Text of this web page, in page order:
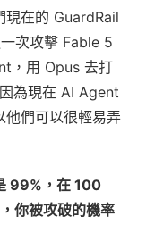
現在的 GuardRail
次攻擊 Fable 5
，用 Opus 去打
為現在 AI Agent
他們可以很輕易弄
99%，在 100
你被攻破的機率